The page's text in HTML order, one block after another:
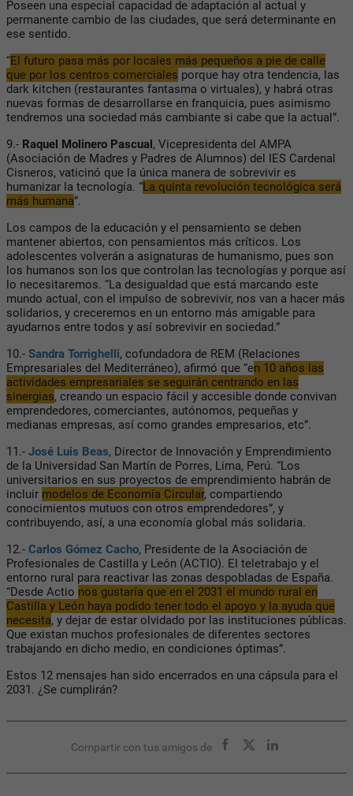
Poseen una especial capacidad de adaptación al actual y
permanente cambio de las ciudades, que será determinante en
ese sentido.
“El futuro pasa más por locales más pequeños a pie de calle
que por los centros comerciales porque hay otra tendencia, las
dark kitchen (restaurantes fantasma o virtuales), y habrá otras
nuevas formas de desarrollarse en franquicia, pues asimismo
tendremos una sociedad más cambiante si cabe que la actual”.
9.- Raquel Molinero Pascual, Vicepresidenta del AMPA
(Asociación de Madres y Padres de Alumnos) del IES Cardenal
Cisneros, vaticinó que la única manera de sobrevivir es
humanizar la tecnología. “La quinta revolución tecnológica será
más humana”.
Los campos de la educación y el pensamiento se deben
mantener abiertos, con pensamientos más críticos. Los
adolescentes volverán a asignaturas de humanismo, pues son
los humanos son los que controlan las tecnologías y porque así
lo necesitaremos. “La desigualdad que está marcando este
mundo actual, con el impulso de sobrevivir, nos van a hacer más
solidarios, y creceremos en un entorno más amigable para
ayudarnos entre todos y así sobrevivir en sociedad.”
10.- Sandra Torrighelli, cofundadora de REM (Relaciones
Empresariales del Mediterráneo), afirmó que “en 10 años las
actividades empresariales se seguirán centrando en las
sinergias, creando un espacio fácil y accesible donde convivan
emprendedores, comerciantes, autónomos, pequeñas y
medianas empresas, así como grandes empresarios, etc”.
11.- José Luis Beas, Director de Innovación y Emprendimiento
de la Universidad San Martín de Porres, Lima, Perú. “Los
universitarios en sus proyectos de emprendimiento habrán de
incluir modelos de Economía Circular, compartiendo
conocimientos mutuos con otros emprendedores”, y
contribuyendo, así, a una economía global más solidaria.
12.- Carlos Gómez Cacho, Presidente de la Asociación de
Profesionales de Castilla y León (ACTIO). El teletrabajo y el
entorno rural para reactivar las zonas despobladas de España.
“Desde Actio nos gustaría que en el 2031 el mundo rural en
Castilla y León haya podido tener todo el apoyo y la ayuda que
necesita, y dejar de estar olvidado por las instituciones públicas.
Que existan muchos profesionales de diferentes sectores
trabajando en dicho medio, en condiciones óptimas”.
Estos 12 mensajes han sido encerrados en una cápsula para el
2031. ¿Se cumplirán?
Compartir con tus amigos de